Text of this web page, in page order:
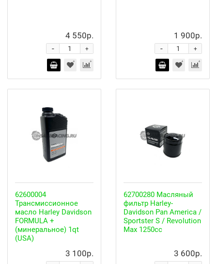
4 550р.
+
-
1 900р.
+
-
62600004
Трансмиссионное
масло Harley Davidson
FORMULA +
(минеральное) 1qt
(USA)
3 100р.
62700280 Масляный
фильтр Harley-
Davidson Pan America /
Sportster S / Revolution
Max 1250cc
3 600р.